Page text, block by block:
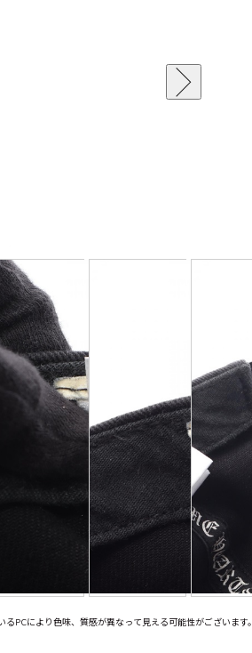
PCにより色味、質感が異なって見える可能性がございます。